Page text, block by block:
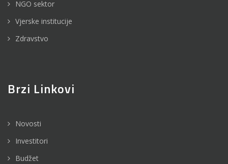
NGO sektor
Vjerske institucije
Zdravstvo
Brzi Linkovi
Novosti
Investitori
Budžet